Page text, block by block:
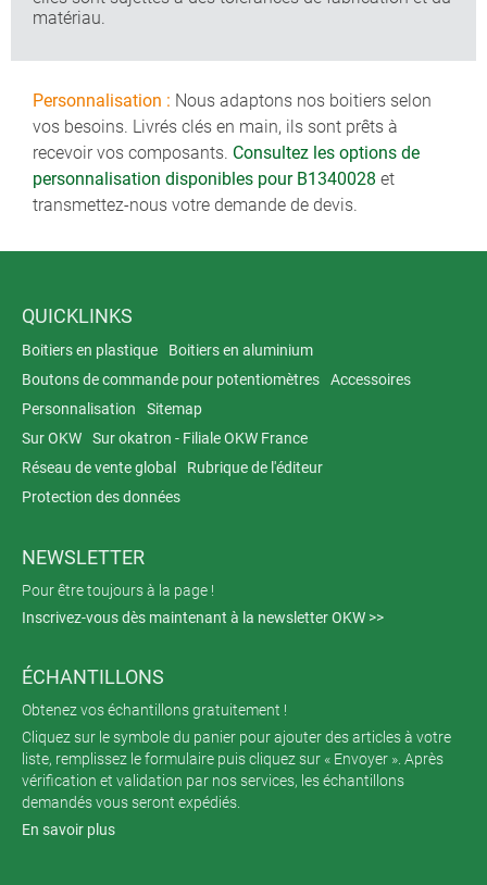
matériau.
Personnalisation : Nous adaptons nos boitiers selon
vos besoins. Livrés clés en main, ils sont prêts à
recevoir vos composants. Consultez les options de
personnalisation disponibles pour B1340028 et
transmettez-nous votre demande de devis.
QUICKLINKS
Boitiers en plastique
Boitiers en aluminium
Boutons de commande pour potentiomètres
Accessoires
Personnalisation
Sitemap
Sur OKW
Sur okatron - Filiale OKW France
Réseau de vente global
Rubrique de l'éditeur
Protection des données
NEWSLETTER
Pour être toujours à la page !
Inscrivez-vous dès maintenant à la newsletter OKW >>
ÉCHANTILLONS
Obtenez vos échantillons gratuitement !
Cliquez sur le symbole du panier pour ajouter des articles à votre
liste, remplissez le formulaire puis cliquez sur « Envoyer ». Après
vérification et validation par nos services, les échantillons
demandés vous seront expédiés.
En savoir plus